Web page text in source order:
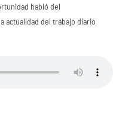
habló del
actualidad del trabajo diario